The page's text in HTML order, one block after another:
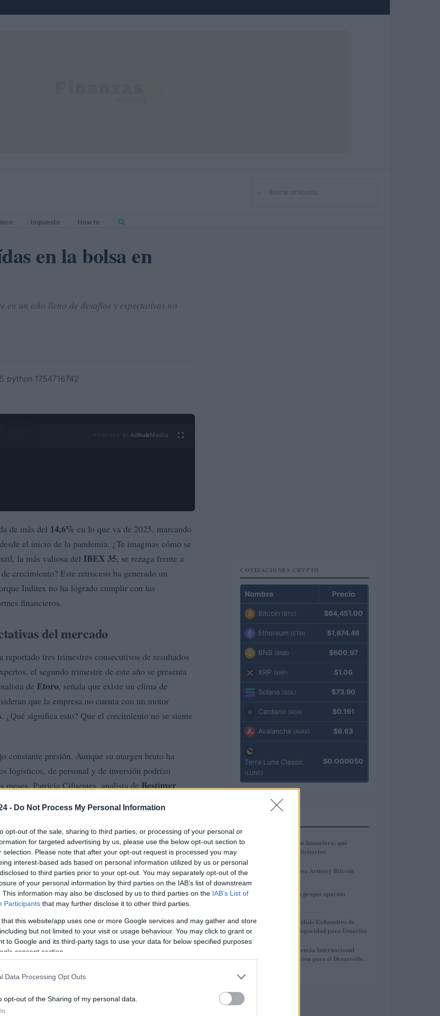
- Do Not Process My Personal Information
opt-out of the sale, sharing to third parties, or processing of your personal or
for targeted advertising by us, please use the below opt-out section to
selection. Please note that after your opt-out request is processed you may
interest-based ads based on personal information utilized by us or personal
to third parties prior to your opt-out. You may separately opt-out of the
of your personal information by third parties on the IAB’s list of downstream
This information may also be disclosed by us to third parties on the IAB’s List of
Participants that may further disclose it to other third parties.
that this website/app uses one or more Google services and may gather and store
but not limited to your visit or usage behaviour. You may click to grant or
to Google and its third-party tags to use your data for below specified purposes
consent section.
Data Processing Opt Outs
opt-out of the Sharing of my personal data.
Buscar
Impuesto How to
en la bolsa en
en un año lleno de desafíos y expectativas no
Ad hubMedia
de más del 14,6% en lo que va de 2025, marcando
el inicio de la pandemia. ¿Te imaginas cómo se
la más valiosa del IBEX 35, se rezaga frente a
crecimiento? Este retroceso ha generado un
Inditex no ha logrado cumplir con las
financieros.
del mercado
tres trimestres consecutivos de resultados
el segundo trimestre de este año se presenta
de Etoro, señala que existe un clima de
que la empresa no cuenta con un motor
significa esto? Que el crecimiento no se siente
constante presión. Aunque su margen bruto ha
logísticos, de personal y de inversión podrían
meses. Patricia Cifuentes, analista deBestinver
comparativa exigente. Por lo tanto, no es
en algún momento.
COTIZACIONES CRYPTO
Nombre Precio
Bitcoin (BTC) $64,451.00
Ethereum (ETH) $1,874.46
BNB (BNB) $600.97
XRP (XRP) $1.06
Solana (SOL) $73.90
Cardano (ADA) $0.191
Avalanche (AVAX) $6.63
Terra Luna Classic
(LUNC)
$0.000050
1
Préstamos en Kubo.financiero: qué
ofrecen y cómo solicitarlos
2 Revisión de billetera Armory Bitcoin
3
Cómo construir tu propio aparato
4 Gana Crédito: Análisis Exhaustivo de
Funcionalidad y Seguridad para Usuarios
La Cuarta Conferencia Internacional
sobre la Financiación para el Desarrollo